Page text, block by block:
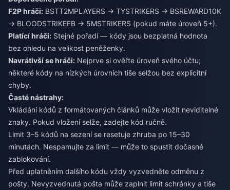
F2P hráči: BSTT2MPLAYERS → TYSTRIKERS → BSREWARD10K
→ BLOODSTRIKEFB → 5MSTRIKERS (pokud máte úroveň 5+).
Platící hráči: Stejné pořadí — kódy jsou bezplatná hodnota
bez ohledu na velikost peněženky.
Navrátivší se hráči: Nejprve si ověřte úroveň svého účtu;
některé kódy na nízkých úrovních tiše selžou bez explicitní
chyby.
Časté nástrahy:
Vkládání kódů z formátovaných článků může vložit neviditelné
znaky. Pokud vložení selže, zadejte kód ručně.
Limit 3–5 kódů na sezení se resetuje zhruba po 15–30
minutách. Nespamujte za limit — může to spustit dočasné
zablokování.
Před uplatněním dalšího kódu vždy vyzvedněte odměnu z
pošty. Nevyzvednutá pošta může zaplnit limit schránky a tiše